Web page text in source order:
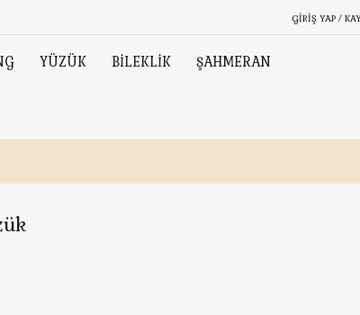
GIRIŞ YAP /
YÜZÜK BİLEKLİK ŞAHMERAN